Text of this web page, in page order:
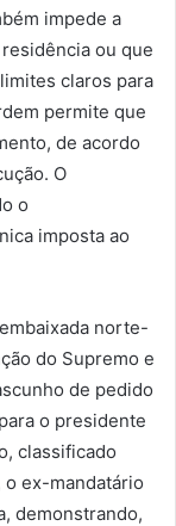
impede a
ou que
claros para
permite que
de acordo
O
o
imposta ao
norte-
do Supremo e
de pedido
o presidente
classificado
ex-mandatário
demonstrando,